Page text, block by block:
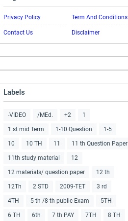
Privacy Policy Term And Conditions
Contact Us Disclaimer
Labels
-VIDEO /MEd. +2 1
1 st mid Term 1-10 Question 1-5
10 10 TH 11 11 th Question Paper
11th study material 12
12 materials/ question paper 12 th
12Th 2 STD 2009-TET 3 rd
4TH 5 th /8 th public Exam 5TH
6 TH 6th 7 th PAY 7TH 8 TH